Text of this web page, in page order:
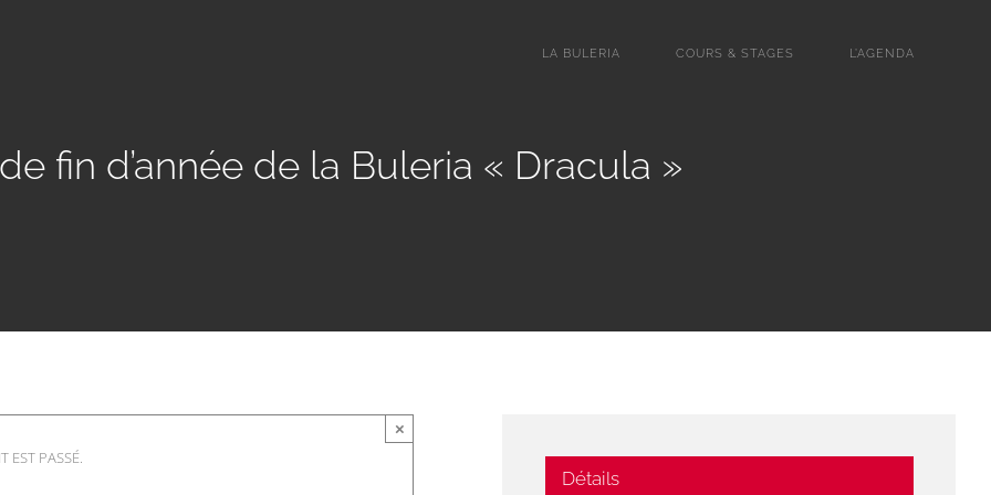
LA BULERIA COURS & STAGES L’AGENDA
fin d’année de la Buleria « Dracula »
EST PASSÉ.
×
Détails